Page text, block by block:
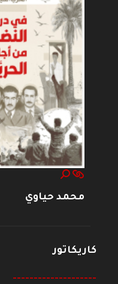
محمد حياوي
كاريكاتور
--------------------